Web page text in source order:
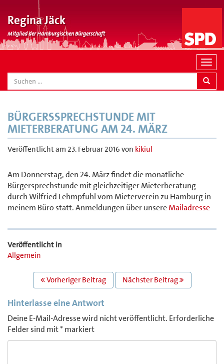
Regina Jäck
Mitglied der Hamburgischen Bürgerschaft
N
a
v
SEARCH
BÜRGERSSPRECHSTUNDE MIT
MIETERBERATUNG AM 24. MÄRZ
Veröffentlicht am 23. Februar 2016 von kikiul
Am Donnerstag, den 24. März findet die monatliche
Bürgersprechstunde mit gleichzeitiger Mieterberatung
durch Wilfried Lehmpfuhl vom Mieterverein zu Hamburg in
meinem Büro statt. Anmeldungen über unsereMailadresse
Veröffentlicht in
Allgemein
BEITRAGS
NAVIGATION
Vorheriger Beitrag Nächster Beitrag
Hinterlasse eine Antwort
Deine E-Mail-Adresse wird nicht veröffentlicht. Erforderliche
Felder sind mit* markiert
Comment